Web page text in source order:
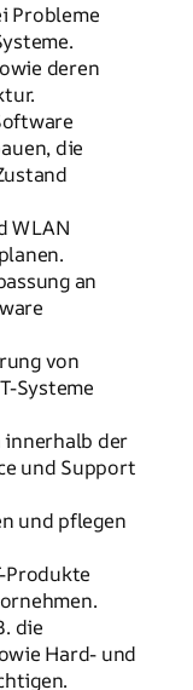
Probleme
deren
die
WLAN
an
von
Systeme
innerhalb der
und Support
und pflegen
Produkte
die
Hard- und